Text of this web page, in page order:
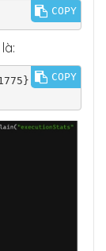
COPY
COPY